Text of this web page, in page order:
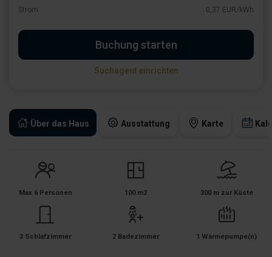
Über das Haus Ausstattung Karte
Max 6 Personen 100 m2 300 m zur Küste
3 Schlafzimmer 2 Badezimmer 1 Wärmepumpe(n)
Strom 0,37 EUR/kWh
Buchung starten
Suchagent einrichten